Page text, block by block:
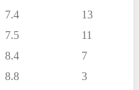
7.4
13
7.5
11
8.4
7
8.8
3